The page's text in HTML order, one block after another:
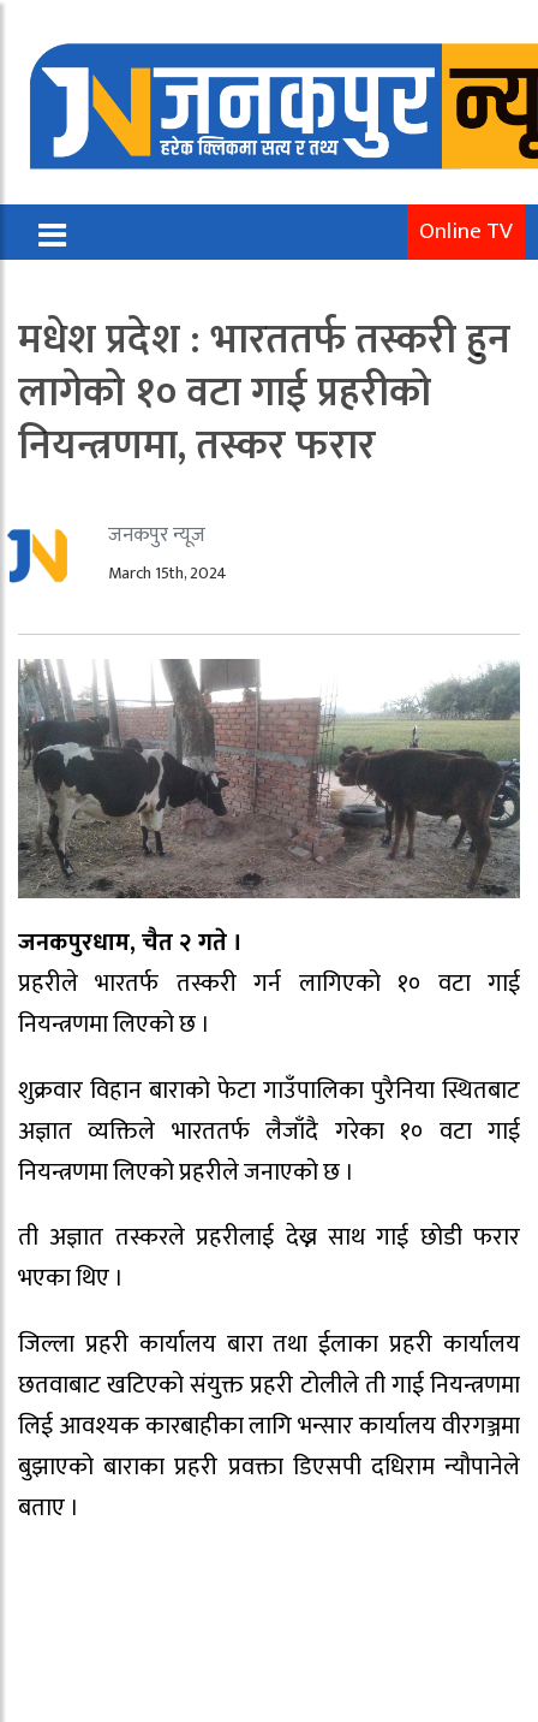
Online TV
मधेश प्रदेश : भारततर्फ तस्करी हुन
लागेको १० वटा गाई प्रहरीको
नियन्त्रणमा, तस्कर फरार
जनकपुर न्यूज
March 15th, 2024
जनकपुरधाम, चैत २ गते ।
प्रहरीले भारतर्फ तस्करी गर्न लागिएको १० वटा गाई
नियन्त्रणमा लिएको छ ।
शुक्रवार विहान बाराको फेटा गाउँपालिका पुरैनिया स्थितबाट
अज्ञात व्यक्तिले भारततर्फ लैजाँदै गरेका १० वटा गाई
नियन्त्रणमा लिएको प्रहरीले जनाएको छ ।
ती अज्ञात तस्करले प्रहरीलाई देख्न साथ गाई छोडी फरार
भएका थिए ।
जिल्ला प्रहरी कार्यालय बारा तथा ईलाका प्रहरी कार्यालय
छतवाबाट खटिएको संयुक्त प्रहरी टोलीले ती गाई नियन्त्रणमा
लिई आवश्यक कारबाहीका लागि भन्सार कार्यालय वीरगञ्जमा
बुझाएको बाराका प्रहरी प्रवक्ता डिएसपी दधिराम न्यौपानेले
बताए ।